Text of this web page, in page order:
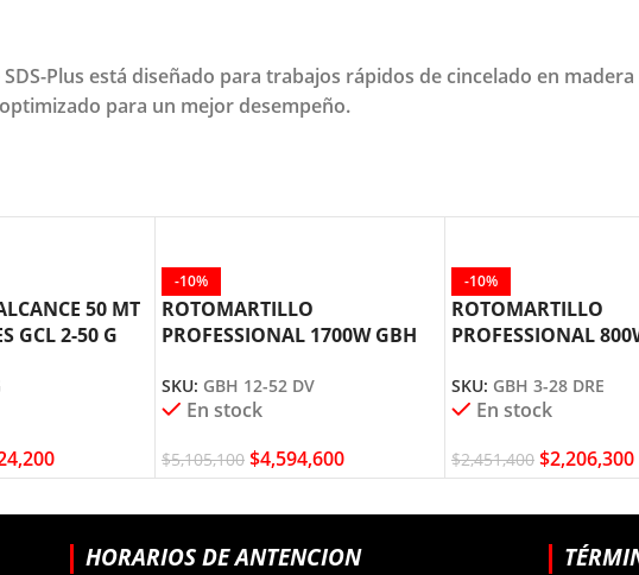
Plus está diseñado para trabajos rápidos de cincelado en
para un mejor desempeño.
50 MT
GCL 2-50 G
-10%
ROTOMARTILLO
PROFESSIONAL 1700W GBH
SKU: GBH 12-52 DV
En stock
$5,105,100 $4,594,600
-10%
ROTOMARTILLO
PROFESSIONAL
SKU: GBH 3-28 DRE
En stock
$2,451,400 $2,206,300
HORARIOS DE ANTENCION